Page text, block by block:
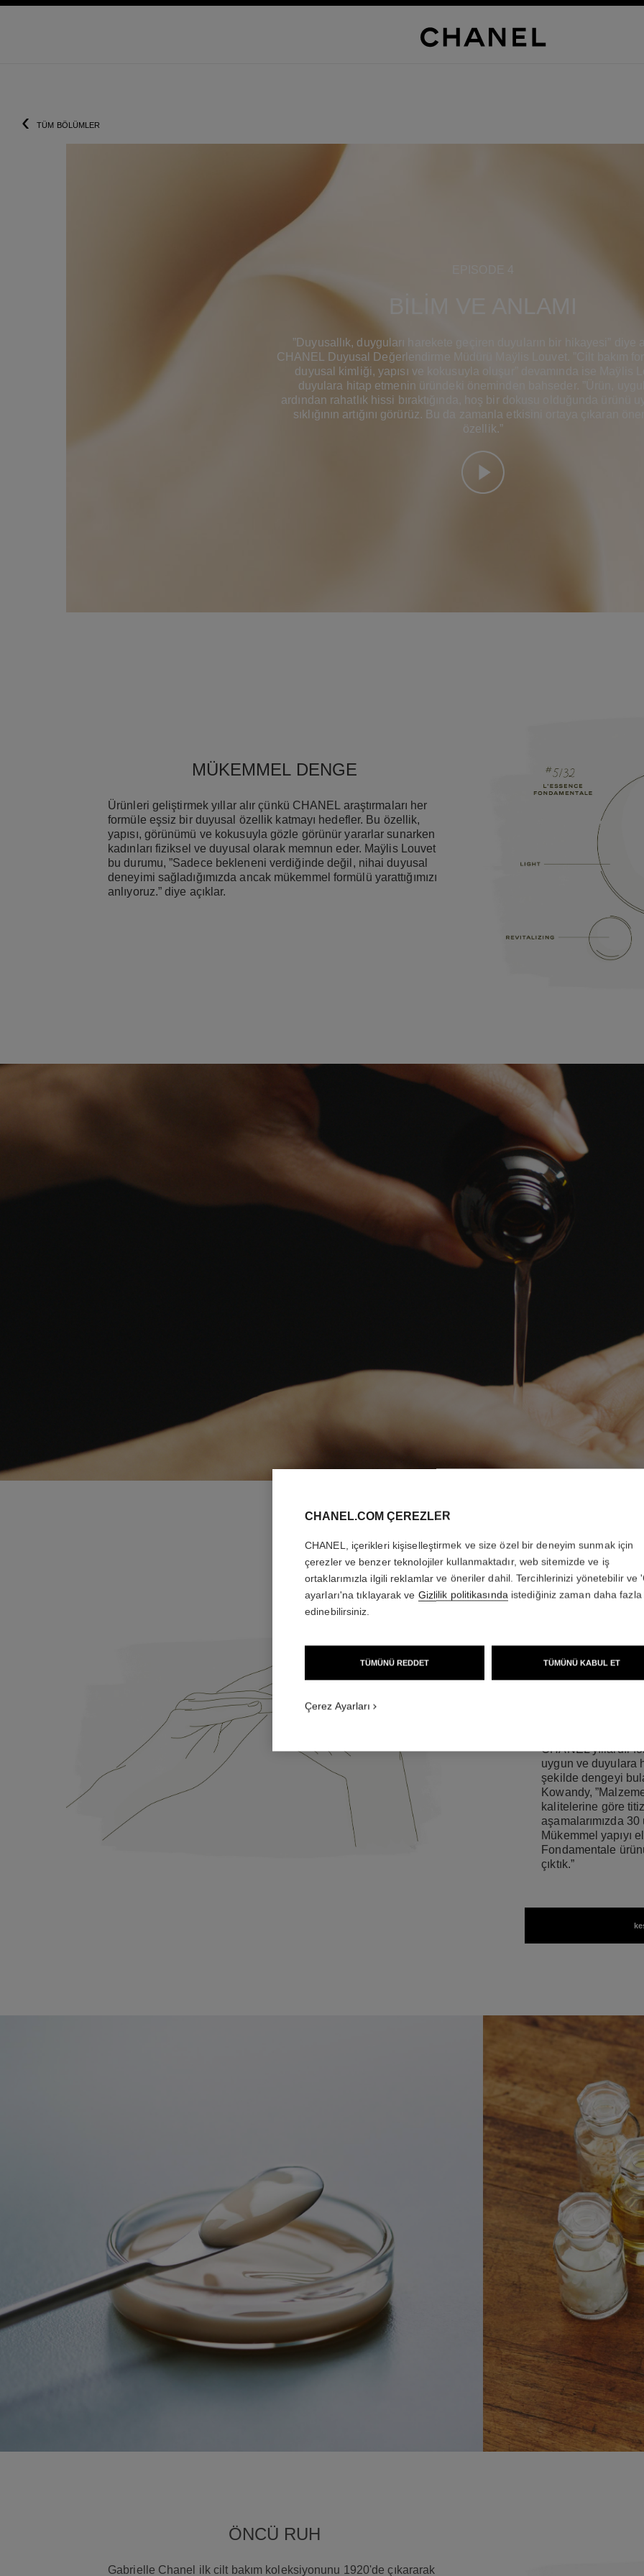
‹ TÜM BÖLÜMLER
BİLİM VE ANLAMI
”Duyusallık, duyguları harekete geçiren duyuların bir hikayesi” diye
CHANEL Duyusal Değerlendirme Müdürü Maÿlis Louvet. ”Cilt bakım
duyusal kimliği, yapısı ve kokusuyla oluşur” devamında ise Maÿlis
duyulara hitap etmenin üründeki öneminden bahseder. ”Ürün,
ardından rahatlık hissi bıraktığında, hoş bir dokusu olduğunda ürünü
sıklığının artığını görürüz. Bu da zamanla etkisini ortaya çıkaran
özellik.”
MÜKEMMEL DENGE
Ürünleri geliştirmek yıllar alır çünkü CHANEL araştırmaları her
formüle eşsiz bir duyusal özellik katmayı hedefler. Bu özellik,
yapısı, görünümü ve kokusuyla gözle görünür yararlar sunarken
kadınları fiziksel ve duyusal olarak memnun eder. Maÿlis Louvet
bu durumu, ”Sadece bekleneni verdiğinde değil, nihai duyusal
deneyimi sağladığımızda ancak mükemmel formülü yarattığımızı
anlıyoruz.” diye açıklar.
CILT
KARŞILAYAN
IÇIN ETKILI
EDECEK
Véronique
CHANEL yıllardır
uygun ve duyulara
şekilde dengeyi
Kowandy,
kalitelerine göre
aşamalarımızda
Mükemmel yapıyı
Fondamentale
çıktık.”
ÖNCÜ RUH
Gabrielle Chanel ilk cilt bakım koleksiyonunu 1920'de çıkararak
CHANEL.COM ÇEREZLER
CHANEL, içerikleri kişiselleştirmek ve size özel bir deneyim sunmak için
çerezler ve benzer teknolojiler kullanmaktadır, web sitemizde ve iş
ortaklarımızla ilgili reklamlar ve öneriler dahil. Tercihlerinizi yönetebilir ve
ayarları'na tıklayarak ve Gizlilik politikasındaistediğiniz zaman daha fazla
edinebilirsiniz.
TÜMÜNÜ REDDET TÜMÜNÜ KABUL ET
Çerez Ayarları